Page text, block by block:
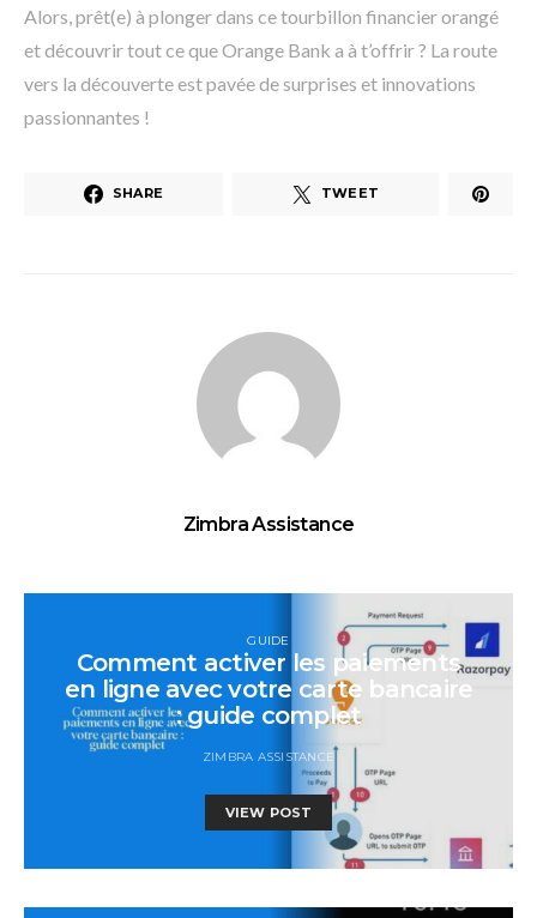
Alors, prêt(e) à plonger dans ce tourbillon financier orangé
et découvrir tout ce que Orange Bank a à t’offrir ? La route
vers la découverte est pavée de surprises et innovations
passionnantes !
SHARE TWEET
Zimbra Assistance
GUIDE
Comment activer les paiements
en ligne avec votre carte bancaire
: guide complet
ZIMBRA ASSISTANCE
VIEW POST